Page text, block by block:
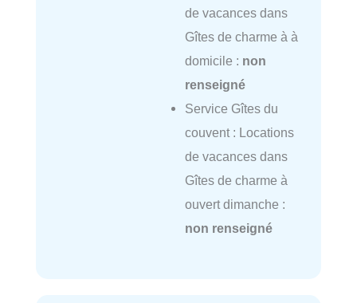
de vacances dans
Gîtes de charme à à
domicile : non
renseigné
Service Gîtes du
couvent : Locations
de vacances dans
Gîtes de charme à
ouvert dimanche :
non renseigné